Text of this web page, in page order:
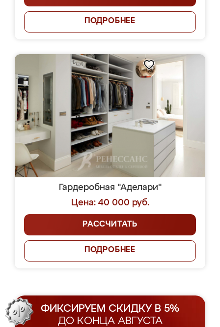
ПОДРОБНЕЕ
Гардеробная "Аделари"
Цена: 40 000 руб.
РАССЧИТАТЬ
ПОДРОБНЕЕ
ФИКСИРУЕМ СКИДКУ В 5%
ДО КОНЦА АВГУСТА